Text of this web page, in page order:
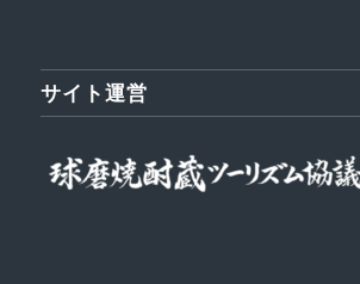
サイト運営